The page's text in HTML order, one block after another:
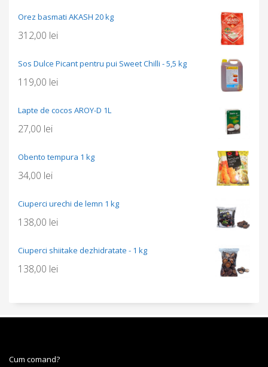
Orez basmati AKASH 20 kg
312,00 lei
Sos Dulce Picant pentru pui Sweet Chilli - 5,5 kg
119,00 lei
Lapte de cocos AROY-D 1L
27,00 lei
Obento tempura 1 kg
34,00 lei
Ciuperci urechi de lemn 1 kg
138,00 lei
Ciuperci shiitake dezhidratate - 1 kg
138,00 lei
Cum comand?